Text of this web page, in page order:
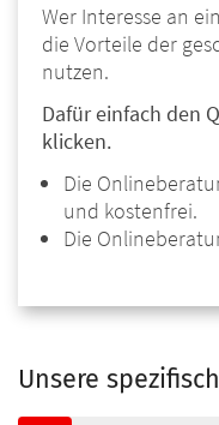
Wer Interesse an
die Vorteile der
nutzen.
Dafür einfach den
klicken.
Die
und kostenfrei.
Die
Unsere